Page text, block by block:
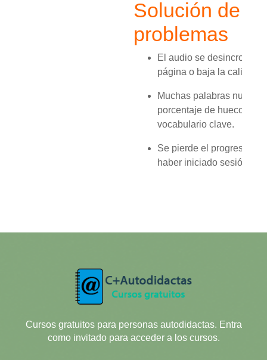
Solución de
problemas
El audio se desincroniza:
página o baja la calidad
Muchas palabras
porcentaje de huecos y
vocabulario clave.
Se pierde el progreso:
haber iniciado sesión.
Cursos gratuitos para personas autodidactas. Entra
como invitado para acceder a los cursos.